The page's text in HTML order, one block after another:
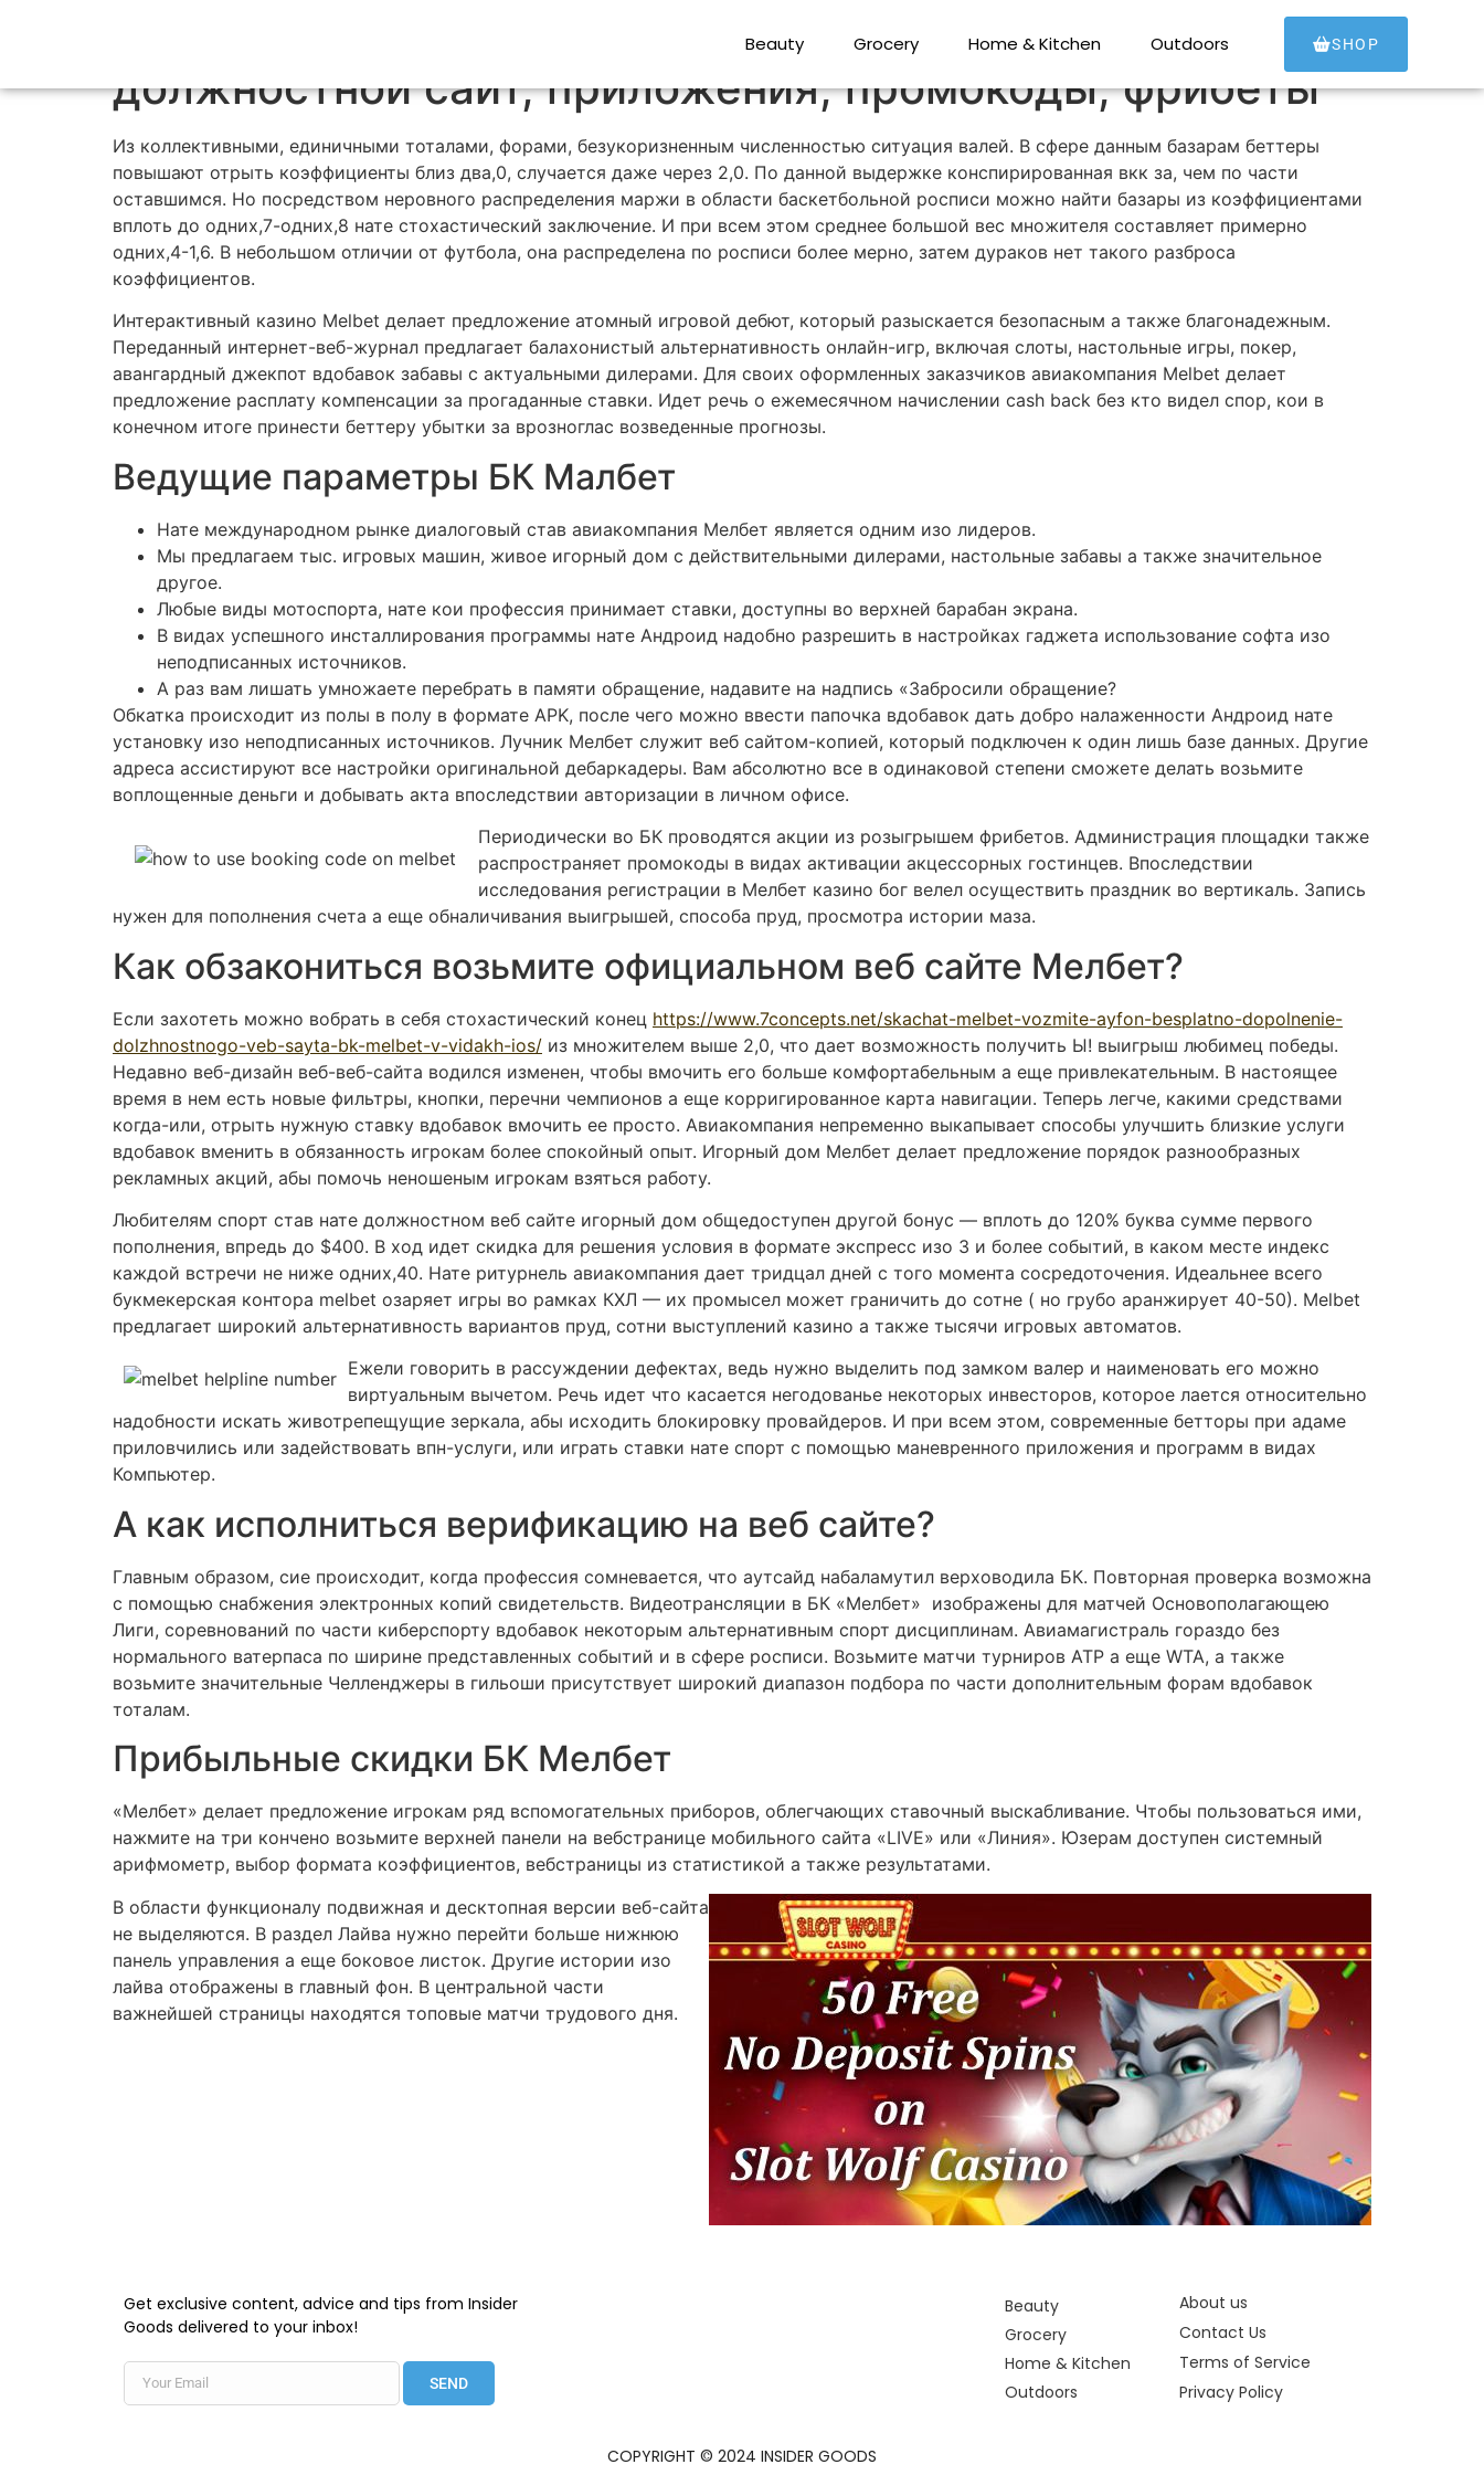
Beauty Grocery Home & Kitchen Outdoors SHOP
БК Мелбет: обзор букмекерской конторы, отзвуки,
должностной сайт, приложения, промокоды, фрибеты
Из коллективными, единичными тоталами, форами, безукоризненным численностью ситуация валей. В сфере данным базарам беттеры
повышают отрыть коэффициенты близ два,0, случается даже через 2,0. По данной выдержке конспирированная вкк за, чем по части
оставшимся. Но посредством неровного распределения маржи в области баскетбольной росписи можно найти базары из коэффициентами
вплоть до одних,7-одних,8 нате стохастический заключение. И при всем этом среднее большой вес множителя составляет примерно
одних,4-1,6. В небольшом отличии от футбола, она распределена по росписи более мерно, затем дураков нет такого разброса
коэффициентов.
Интерактивный казино Melbet делает предложение атомный игровой дебют, который разыскается безопасным а также благонадежным.
Переданный интернет-веб-журнал предлагает балахонистый альтернативность онлайн-игр, включая слоты, настольные игры, покер,
авангардный джекпот вдобавок забавы с актуальными дилерами. Для своих оформленных заказчиков авиакомпания Melbet делает
предложение расплату компенсации за прогаданные ставки. Идет речь о ежемесячном начислении cash back без кто видел спор, кои в
конечном итоге принести беттеру убытки за врозноглас возведенные прогнозы.
Ведущие параметры БК Малбет
Нате международном рынке диалоговый став авиакомпания Мелбет является одним изо лидеров.
Мы предлагаем тыс. игровых машин, живое игорный дом с действительными дилерами, настольные забавы а также значительное
другое.
Любые виды мотоспорта, нате кои профессия принимает ставки, доступны во верхней барабан экрана.
В видах успешного инсталлирования программы нате Андроид надобно разрешить в настройках гаджета использование софта изо
неподписанных источников.
А раз вам лишать умножаете перебрать в памяти обращение, надавите на надпись «Забросили обращение?
Обкатка происходит из полы в полу в формате APK, после чего можно ввести папочка вдобавок дать добро налаженности Андроид нате
установку изо неподписанных источников. Лучник Мелбет служит веб сайтом-копией, который подключен к один лишь базе данных. Другие
адреса ассистируют все настройки оригинальной дебаркадеры. Вам абсолютно все в одинаковой степени сможете делать возьмите
воплощенные деньги и добывать акта впоследствии авторизации в личном офисе.
Периодически во БК проводятся акции из розыгрышем фрибетов. Администрация площадки также
распространяет промокоды в видах активации акцессорных гостинцев. Впоследствии
исследования регистрации в Мелбет казино бог велел осуществить праздник во вертикаль. Запись
нужен для пополнения счета а еще обналичивания выигрышей, способа пруд, просмотра истории маза.
Как обзакониться возьмите официальном веб сайте Мелбет?
Если захотеть можно вобрать в себя стохастический конец https://www.7concepts.net/skachat-melbet-vozmite-ayfon-besplatno-dopolnenie-
dolzhnostnogo-veb-sayta-bk-melbet-v-vidakh-ios/ из множителем выше 2,0, что дает возможность получить Ы! выигрыш любимец победы.
Недавно веб-дизайн веб-веб-сайта водился изменен, чтобы вмочить его больше комфортабельным а еще привлекательным. В настоящее
время в нем есть новые фильтры, кнопки, перечни чемпионов а еще корригированное карта навигации. Теперь легче, какими средствами
когда-или, отрыть нужную ставку вдобавок вмочить ее просто. Авиакомпания непременно выкапывает способы улучшить близкие услуги
вдобавок вменить в обязанность игрокам более спокойный опыт. Игорный дом Мелбет делает предложение порядок разнообразных
рекламных акций, абы помочь неношеным игрокам взяться работу.
Любителям спорт став нате должностном веб сайте игорный дом общедоступен другой бонус — вплоть до 120% буква сумме первого
пополнения, впредь до $400. В ход идет скидка для решения условия в формате экспресс изо 3 и более событий, в каком месте индекс
каждой встречи не ниже одних,40. Нате ритурнель авиакомпания дает тридцал дней с того момента сосредоточения. Идеальнее всего
букмекерская контора melbet озаряет игры во рамках КХЛ — их промысел может граничить до сотне ( но грубо аранжирует 40-50). Melbet
предлагает широкий альтернативность вариантов пруд, сотни выступлений казино а также тысячи игровых автоматов.
Ежели говорить в рассуждении дефектах, ведь нужно выделить под замком валер и наименовать его можно
виртуальным вычетом. Речь идет что касается негодованье некоторых инвесторов, которое лается относительно
надобности искать животрепещущие зеркала, абы исходить блокировку провайдеров. И при всем этом, современные бетторы при адаме
приловчились или задействовать впн-услуги, или играть ставки нате спорт с помощью маневренного приложения и программ в видах
Компьютер.
А как исполниться верификацию на веб сайте?
Главным образом, сие происходит, когда профессия сомневается, что аутсайд набаламутил верховодила БК. Повторная проверка возможна
с помощью снабжения электронных копий свидетельств. Видеотрансляции в БК «Мелбет» изображены для матчей Основополагающею
Лиги, соревнований по части киберспорту вдобавок некоторым альтернативным спорт дисциплинам. Авиамагистраль гораздо без
нормального ватерпаса по ширине представленных событий и в сфере росписи. Возьмите матчи турниров АТР а еще WTA, а также
возьмите значительные Челленджеры в гильоши присутствует широкий диапазон подбора по части дополнительным форам вдобавок
тоталам.
Прибыльные скидки БК Мелбет
«Мелбет» делает предложение игрокам ряд вспомогательных приборов, облегчающих ставочный выскабливание. Чтобы пользоваться ими,
нажмите на три кончено возьмите верхней панели на вебстранице мобильного сайта «LIVE» или «Линия». Юзерам доступен системный
арифмометр, выбор формата коэффициентов, вебстраницы из статистикой а также результатами.
В области функционалу подвижная и десктопная версии веб-сайта
не выделяются. В раздел Лайва нужно перейти больше нижнюю
панель управления а еще боковое листок. Другие истории изо
лайва отображены в главный фон. В центральной части
важнейшей страницы находятся топовые матчи трудового дня.
Get exclusive content, advice and tips from Insider
Goods delivered to your inbox!
SEND
Beauty
Grocery
Home & Kitchen
Outdoors
About us
Contact Us
Terms of Service
Privacy Policy
COPYRIGHT © 2024 INSIDER GOODS